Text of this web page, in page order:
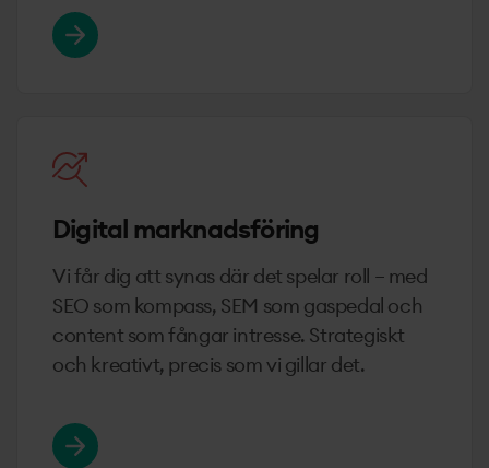
Läs mer om HubSpot
Digital marknadsföring
Vi får dig att synas där det spelar roll – med
SEO som kompass, SEM som gaspedal och
content som fångar intresse. Strategiskt
och kreativt, precis som vi gillar det.
Läs mer om Digital marknadsföring